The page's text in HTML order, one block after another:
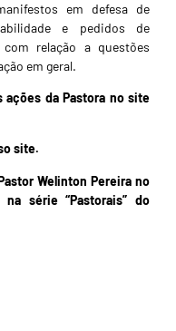
em defesa de
e pedidos de
relação a questões
em geral.
ações da Pastora no site
site.
Welinton Pereira no
série “Pastorais” do